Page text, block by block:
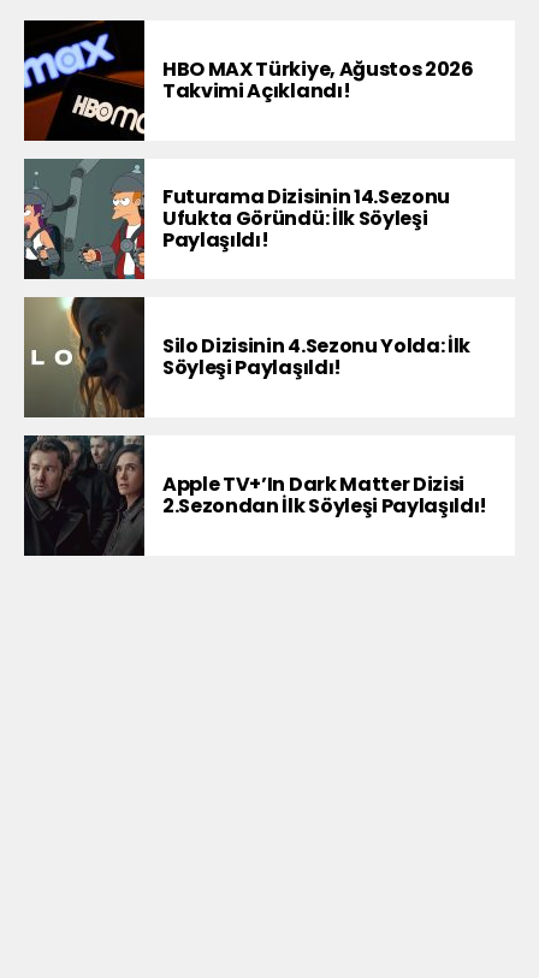
HBO MAX Türkiye, Ağustos 2026
Takvimi Açıklandı!
Futurama Dizisinin 14.Sezonu
Ufukta Göründü: İlk Söyleşi
Paylaşıldı!
Silo Dizisinin 4.Sezonu Yolda: İlk
Söyleşi Paylaşıldı!
Apple TV+’ın Dark Matter Dizisi
2.Sezondan İlk Söyleşi Paylaşıldı!